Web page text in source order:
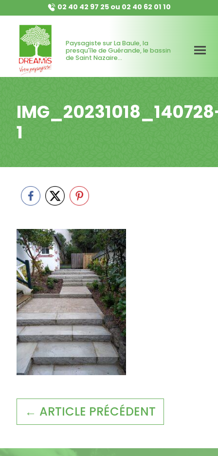
02 40 42 97 25ou 02 40 62 01 10
Paysagiste sur La Baule, la
presqu'île de Guérande, le bassin
de Saint Nazaire...
1
← ARTICLE PRÉCÉDENT